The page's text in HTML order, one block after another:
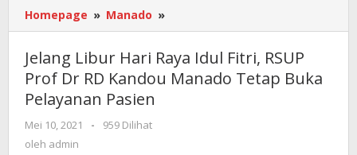
Homepage » Manado »
Libur
Raya
Idul
Jelang Libur Hari Raya Idul Fitri, RSUP
Prof Dr RD Kandou Manado Tetap Buka
Pelayanan Pasien
Mei 10, 2021
oleh
-
959 Dilihat
oleh admin